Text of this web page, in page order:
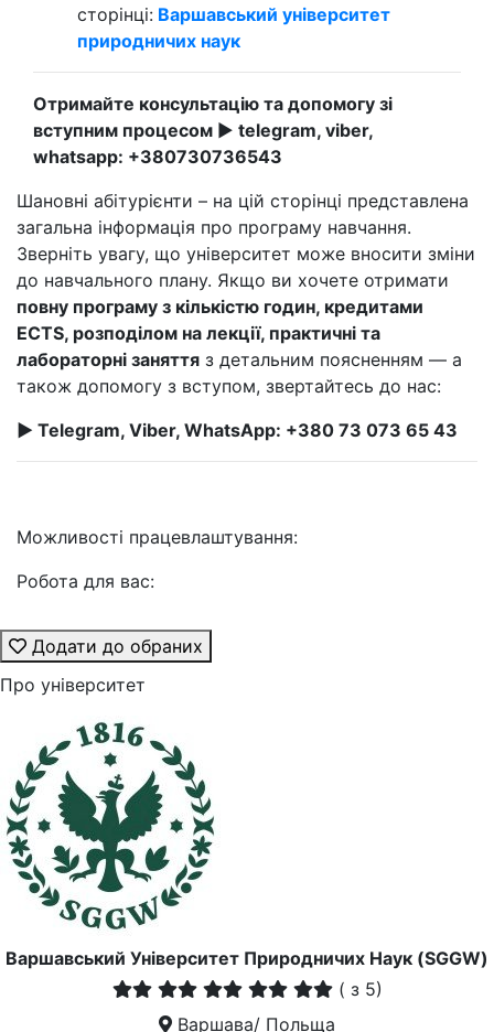
сторінці: Варшавський університет
природничих наук
Отримайте консультацію та допомогу зі
вступним процесом ► telegram, viber,
whatsapp: +380730736543
Шановні абітурієнти – на цій сторінці представлена
загальна інформація про програму навчання.
Зверніть увагу, що університет може вносити зміни
до навчального плану. Якщо ви хочете отримати
повну програму з кількістю годин, кредитами
ECTS, розподілом на лекції, практичні та
лабораторні заняття з детальним поясненням — а
також допомогу з вступом, звертайтесь до нас:
► Telegram, Viber, WhatsApp: +380 73 073 65 43
Можливості працевлаштування:
Робота для вас:
Додати до обраних
Про університет
Варшавський Університет Природничих Наук (SGGW)
( з 5)
Варшава/ Польща